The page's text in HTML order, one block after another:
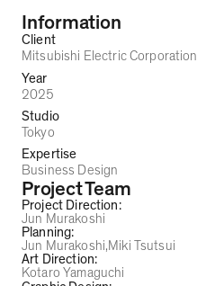
Information
Client
Mitsubishi Electric Corporation
Year
2025
Studio
Tokyo
Expertise
Business Design
Project Team
Project Direction :
Jun Murakoshi
Planning:
Jun Murakoshi Miki Tsutsui
Art Direction:
Kotaro Yamaguchi